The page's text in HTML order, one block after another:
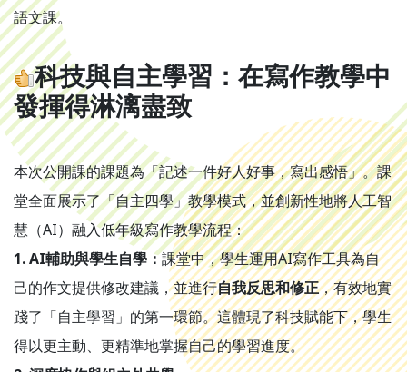
語文課。
科技與自主學習：在寫作教學中
發揮得淋漓盡致
本次公開課的課題為「記述一件好人好事，寫出感悟」。課
堂全面展示了「自主四學」教學模式，並創新性地將人工智
慧（AI）融入低年級寫作教學流程：
1. AI輔助與學生自學：課堂中，學生運用AI寫作工具為自
己的作文提供修改建議，並進行自我反思和修正，有效地實
踐了「自主學習」的第一環節。這體現了科技賦能下，學生
得以更主動、更精準地掌握自己的學習進度。